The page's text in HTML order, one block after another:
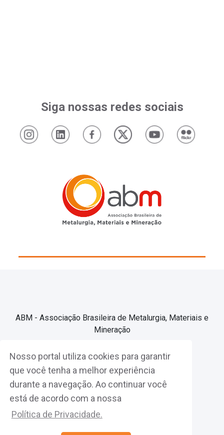
Nosso portal utiliza cookies para garantir
que você tenha a melhor experiência
durante a navegação. Ao continuar você
está de acordo com a nossa
Política de Privacidade.
Siga nossas redes sociais
ABM - Associação Brasileira de Metalurgia, Materiais e
Mineração
Associe-se
Fazer Login